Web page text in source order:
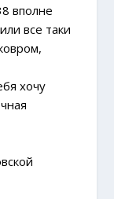
вполне
все таки
хочу